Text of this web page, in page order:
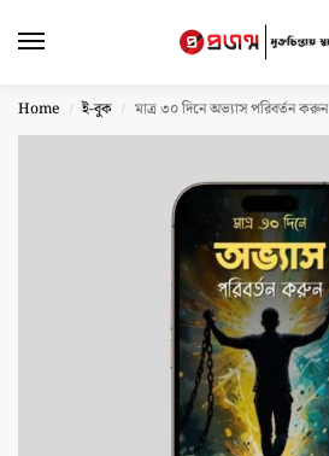
Home / ই-বুক / মাত্র ৩০ দিনে অভ্যাস পরিবর্তন করুন